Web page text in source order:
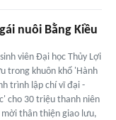
nuôi Bằng Kiều
viên Đại học Thủy Lợi
trong khuôn khổ 'Hành
trình lập chí vĩ đại -
cho 30 triệu thanh niên
mời thân thiện giao lưu,